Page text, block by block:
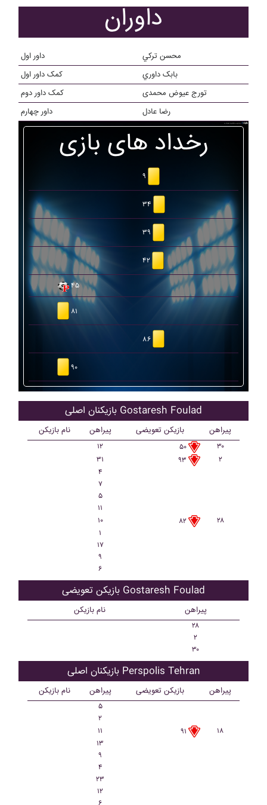
داوران
داور اول
محسن ترکي
کمک داور اول
بابک داوري
کمک داور دوم
تورج عیوض محمدی
داور چهارم
رضا عادل
رخداد های بازی
۹
۳۴
۳۹
۴۲
۴۵
۸۱
۸۶
۹۰
بازیکنان اصلی Gostaresh Foulad
نام بازیکن پیراهن بازیکن تعویضی پیراهن
۱۲ ۵۰
۳۰
۳۱
۹۳
۲
۴
۷
۵
۱۱
۱۰
۸۲
۲۸
۱
۱۷
۹
۶
بازیکن تعویضی Gostaresh Foulad
نام بازیکن پیراهن
۲۸
۲
۳۰
بازیکنان اصلی Perspolis Tehran
نام بازیکن پیراهن بازیکن تعویضی پیراهن
۵
۲
۱۱
۹۱
۱۸
۱۳
۹
۴
۲۳
۱۲